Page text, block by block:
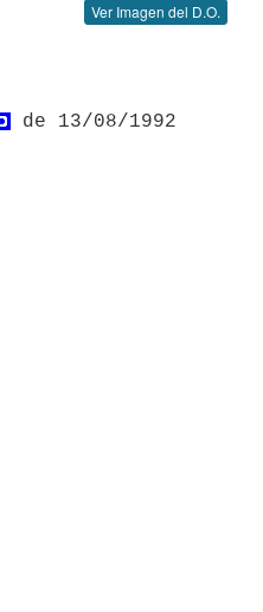
Ver Imagen del D.O.